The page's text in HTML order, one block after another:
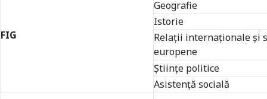
FIG
Geografie
Istorie
Relații internaționale și
europene
Științe politice
Asistență socială